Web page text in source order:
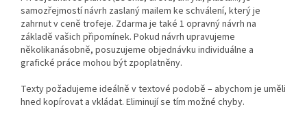
samozřejmostí návrh zaslaný mailem ke schválení, který je
zahrnut v ceně trofeje. Zdarma je také 1 opravný návrh na
základě vašich připomínek. Pokud návrh upravujeme
několikanásobně, posuzujeme objednávku individuálne a
grafické práce mohou být zpoplatněny.
Texty požadujeme ideálně v textové podobě – abychom je uměli
hned kopírovat a vkládat. Eliminují se tím možné chyby.